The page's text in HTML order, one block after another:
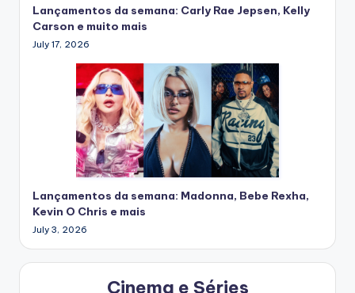
Lançamentos da semana: Carly Rae Jepsen, Kelly
Carson e muito mais
July 17, 2026
Lançamentos da semana: Madonna, Bebe Rexha,
Kevin O Chris e mais
July 3, 2026
Cinema e Séries